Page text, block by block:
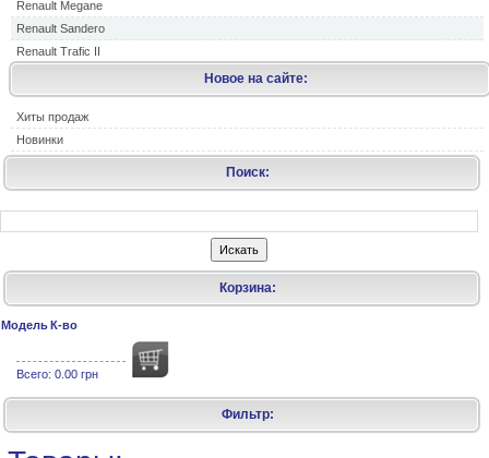
Renault Megane
Renault Sandero
Renault Trafic II
Новое на сайте:
Хиты продаж
Новинки
Поиск:
Корзина:
Модель К-во
Всего: 0.00 грн
Фильтр: